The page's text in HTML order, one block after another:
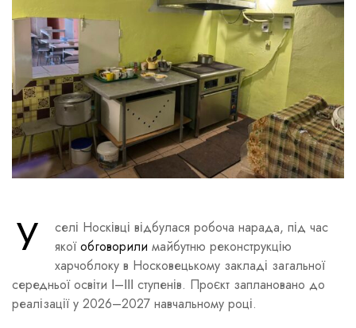
У
селі Носківці відбулася робоча нарада, під час
якоїобговорили майбутню реконструкцію
харчоблоку в Носковецькому закладі загальної
середньої освіти І–ІІІ ступенів. Проєкт заплановано до
реалізації у 2026–2027 навчальному році.